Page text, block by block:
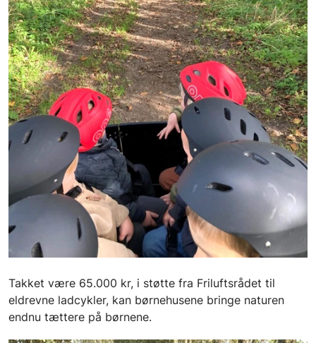
Takket være 65.000 kr, i støtte fra Friluftsrådet til
eldrevne ladcykler, kan børnehusene bringe naturen
endnu tættere på børnene.